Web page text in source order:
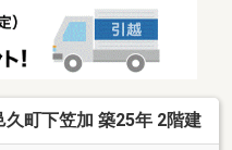
久町下笠加 築25年 2階建